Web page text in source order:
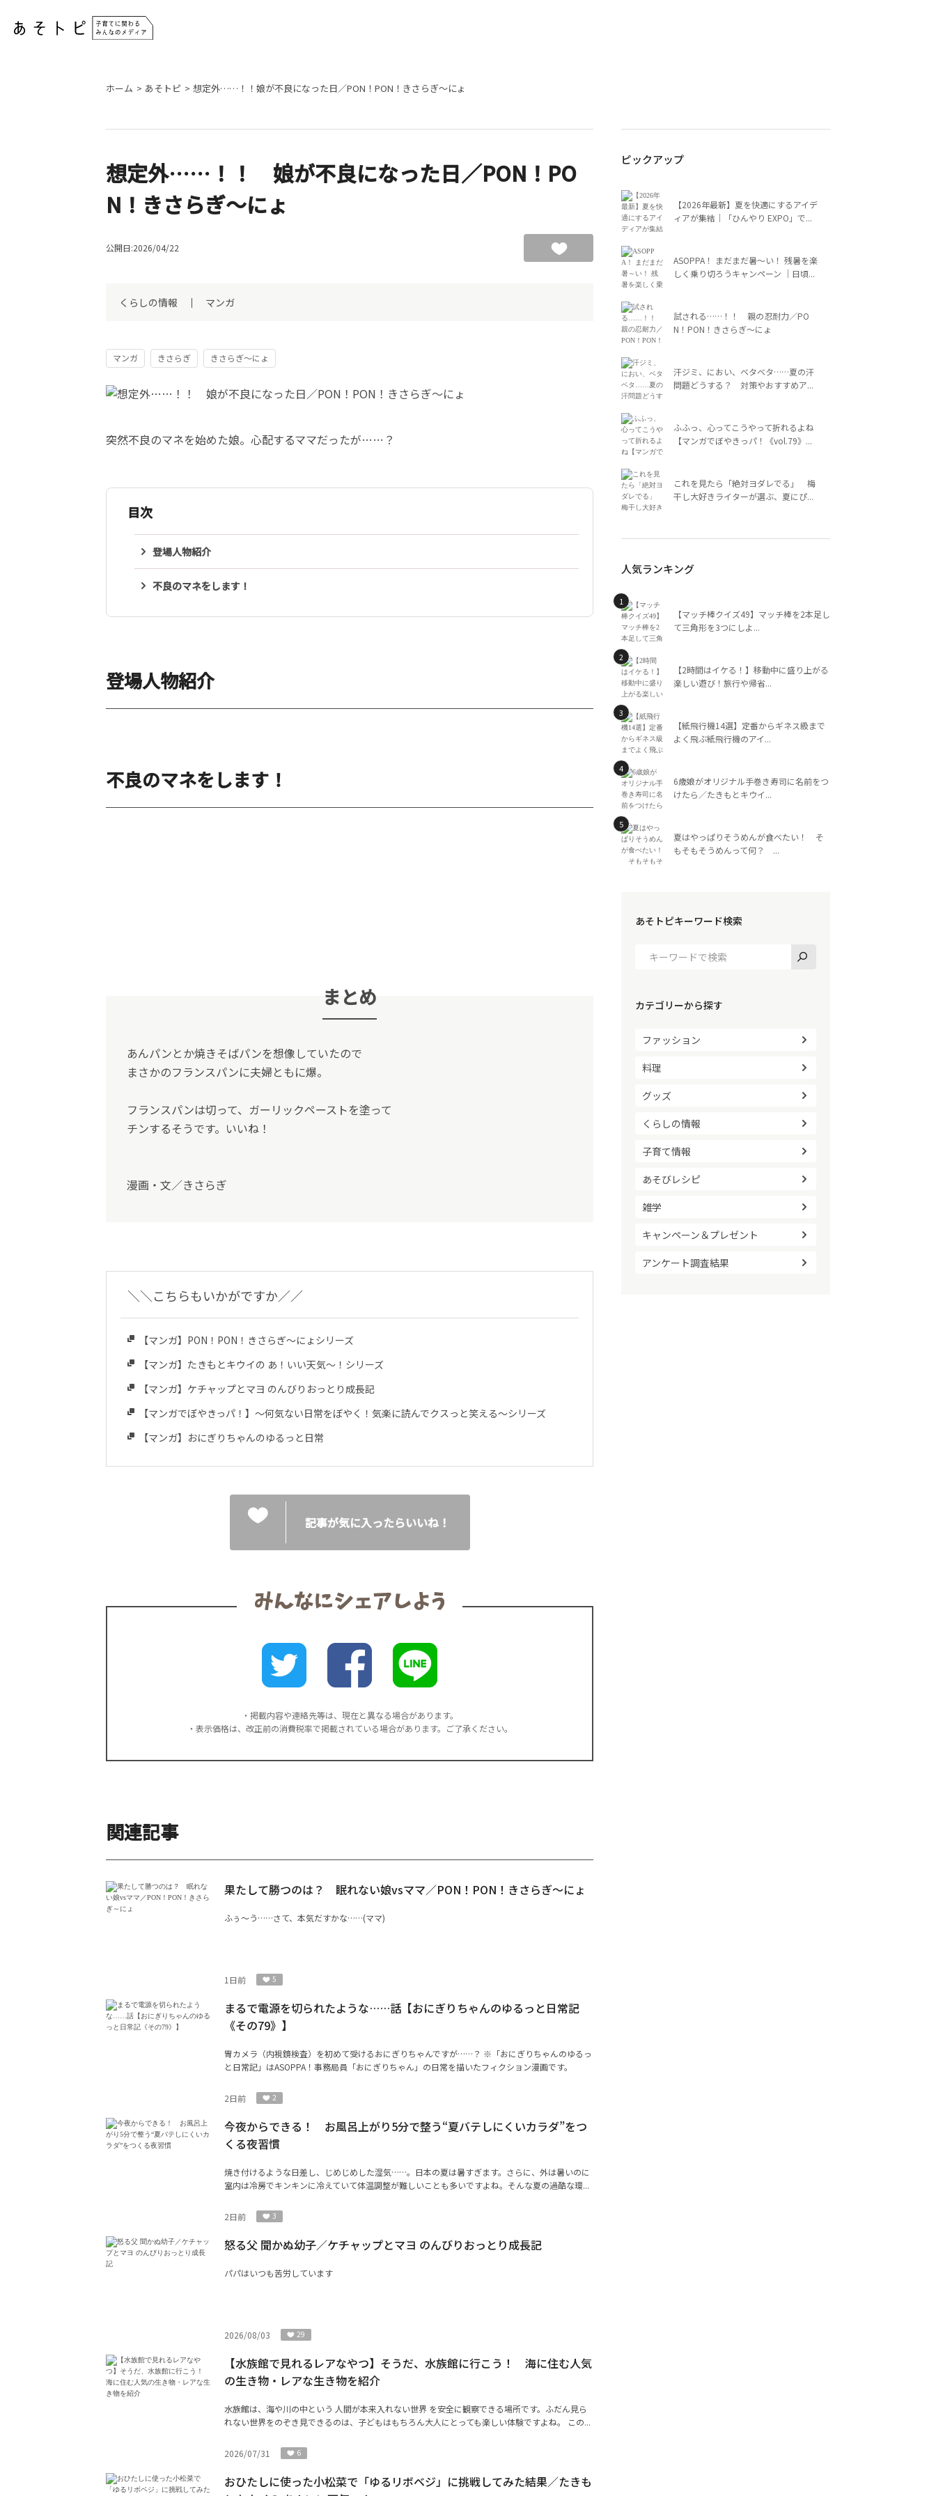
ホーム あそトピ 想定外……！！娘が不良になった日／PON！PON！きさらぎ～にょ
想定外……！！ 娘が不良になった日／PON！PO
N！きさらぎ～にょ
公開日:2026/04/22
くらしの情報 マンガ
マンガ きさらぎ きさらぎ～にょ
突然不良のマネを始めた娘。心配するママだったが……？
目次
登場人物紹介
不良のマネをします！
登場人物紹介
不良のマネをします！
まとめ
あんパンとか焼きそばパンを想像していたので
まさかのフランスパンに夫婦ともに爆。
フランスパンは切って、ガーリックペーストを塗って
チンするそうです。いいね！
漫画・文／きさらぎ
＼＼こちらもいかがですか／／
【マンガ】PON！PON！きさらぎ～にょシリーズ
【マンガ】たきもとキウイの あ！いい天気～！シリーズ
【マンガ】ケチャップとマヨ のんびりおっとり成長記
【マンガでぼやきっパ！】～何気ない日常をぼやく！気楽に読んでクスっと笑える～シリーズ
【マンガ】おにぎりちゃんのゆるっと日常
記事が気に入ったらいいね！
・掲載内容や連絡先等は、現在と異なる場合があります。
・表示価格は、改正前の消費税率で掲載されている場合があります。ご了承ください。
関連記事
果たして勝つのは？ 眠れない娘vsママ／PON！PON！きさらぎ～にょ
ふぅ〜う……さて、本気だすかな……(ママ)
1日前 5
まるで電源を切られたような……話【おにぎりちゃんのゆるっと日常記
《その79》】
胃カメラ（内視鏡検査）を初めて受けるおにぎりちゃんですが……？ ※「おにぎりちゃんのゆるっ
と日常記」はASOPPA！事務局員「おにぎりちゃん」の日常を描いたフィクション漫画です。
2日前 2
今夜からできる！ お風呂上がり5分で整う“夏バテしにくいカラダ”をつ
くる夜習慣
焼き付けるような日差し、じめじめした湿気……。日本の夏は暑すぎます。さらに、外は暑いのに
室内は冷房でキンキンに冷えていて体温調整が難しいことも多いですよね。そんな夏の過酷な環...
2日前 3
怒る父 聞かぬ幼子／ケチャップとマヨ のんびりおっとり成長記
パパはいつも苦労しています
2026/08/03 29
【水族館で見れるレアなやつ】そうだ、水族館に行こう！ 海に住む人気
の生き物・レアな生き物を紹介
水族館は、海や川の中という 人間が本来入れない世界 を安全に観察できる場所です。ふだん見ら
れない世界をのぞき見できるのは、子どもはもちろん大人にとっても楽しい体験ですよね。 この...
2026/07/31 6
おひたしに使った小松菜で「ゆるリボベジ」に挑戦してみた結果／たきも
ピックアップ
【2026年最新】夏を快適にするアイデ
ィアが集結｜「ひんやり EXPO」で...
ASOPPA！ まだまだ暑～い！ 残暑を楽
しく乗り切ろうキャンペーン ｜日頃...
試される……！！ 親の忍耐力／PO
N！PON！きさらぎ～にょ
汗ジミ、におい、ベタベタ……夏の汗
問題どうする？ 対策やおすすめア...
ふふっ、心ってこうやって折れるよね
【マンガでぼやきっパ！《vol.79》...
これを見たら「絶対ヨダレでる」 梅
干し大好きライターが選ぶ、夏にぴ...
人気ランキング
【マッチ棒クイズ49】マッチ棒を2本足し
て三角形を3つにしよ...
【2時間はイケる！】移動中に盛り上がる
楽しい遊び！旅行や帰省...
【紙飛行機14選】定番からギネス級まで
よく飛ぶ紙飛行機のアイ...
6歳娘がオリジナル手巻き寿司に名前をつ
けたら／たきもとキウイ...
夏はやっぱりそうめんが食べたい！ そ
もそもそうめんって何？ ...
あそトピキーワード検索
カテゴリーから探す
ファッション
料理
グッズ
くらしの情報
子育て情報
あそびレシピ
雑学
キャンペーン＆プレゼント
アンケート調査結果